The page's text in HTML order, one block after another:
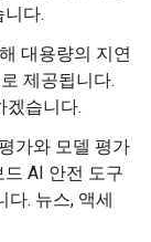
다.
대용량의 지연
제공됩니다.
겠습니다.
가와 모델 평가
AI 안전 도구
다. 뉴스, 액세